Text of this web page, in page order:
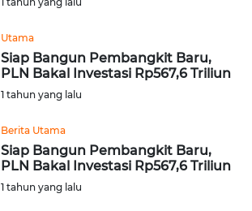
Utama
Siap Bangun Pembangkit Baru,
PLN Bakal Investasi Rp567,6 Triliun
1 tahun yang lalu
Berita Utama
Siap Bangun Pembangkit Baru,
PLN Bakal Investasi Rp567,6 Triliun
1 tahun yang lalu